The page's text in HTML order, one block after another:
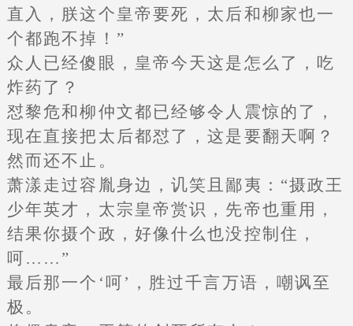
直入，朕这个皇帝要死，太后和柳家也一
个都跑不掉！”
众人已经傻眼，皇帝今天这是怎么了，吃
炸药了？
怼黎危和柳仲文都已经够令人震惊的了，
现在直接把太后都怼了，这是要翻天啊？
然而还不止。
萧漾走过容胤身边，讥笑且鄙夷：“摄政王
少年英才，太宗皇帝赏识，先帝也重用，
结果你摄个政，好像什么也没控制住，
呵……”
最后那一个‘呵’，胜过千言万语，嘲讽至
极。